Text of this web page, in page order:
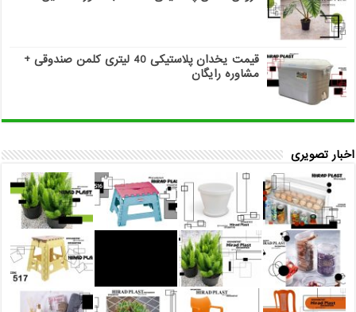
قیمت یخدان پلاستیکی 40 لیتری کلمن صندوقی +
مشاوره رایگان
اخبار تصویری